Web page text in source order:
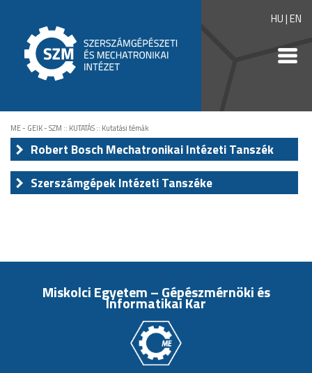
HU|EN
ME - GEIK - SZM :: KUTATÁS:: Kutatási témák
Robert Bosch Mechatronikai Intézeti Tanszék
Szerszámgépek Intézeti Tanszéke
Miskolci Egyetem – Gépészmérnöki és
Informatikai Kar